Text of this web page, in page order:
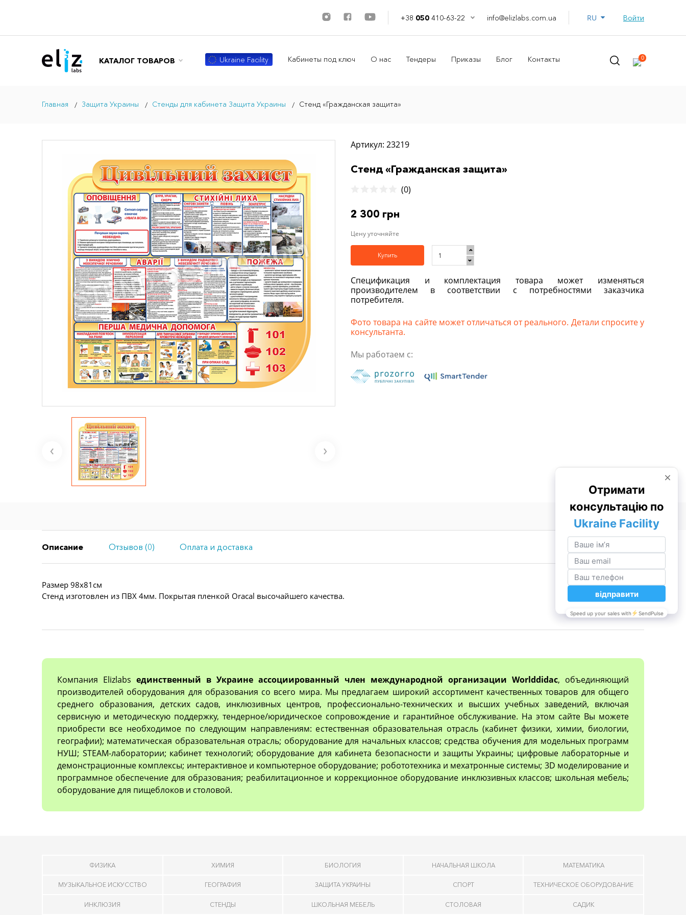
+38 050 410-63-22 info@elizlabs.com.ua Войти
КАТАЛОГ ТОВАРОВ Ukraine Facility Кабинеты под ключ О нас Тендеры Приказы Блог Контакты 0
Главная Защита Украины Стенды для кабинета Защита Украины Стенд «Гражданская защита»
Артикул: 23219
Стенд «Гражданская защита»
(0)
2 300 грн
Цену уточняйте
Купить
Спецификация и комплектация товара может изменяться
производителем в соответствии с потребностями заказчика
потребителя.
Фото товара на сайте может отличаться от реального. Детали спросите у
консультанта.
Мы работаем с:
Описание Отзывов (0) Оплата и доставка
Размер 98х81см
Стенд изготовлен из ПВХ 4мм. Покрытая пленкой Oracal высочайшего качества.
Компания Elizlabs единственный в Украине ассоциированный член международной организации Worlddidac, объединяющий
производителей оборудования для образования со всего мира. Мы предлагаем широкий ассортимент качественных товаров для общего
среднего образования, детских садов, инклюзивных центров, профессионально-технических и высших учебных заведений, включая
сервисную и методическую поддержку, тендерное/юридическое сопровождение и гарантийное обслуживание. На этом сайте Вы можете
приобрести все необходимое по следующим направлениям: естественная образовательная отрасль (кабинет физики, химии, биологии,
географии); математическая образовательная отрасль; оборудование для начальных классов; средства обучения для модельных программ
НУШ; STEAM-лаборатории; кабинет технологий; оборудование для кабинета безопасности и защиты Украины; цифровые лабораторные и
демонстрационные комплексы; интерактивное и компьютерное оборудование; робототехника и мехатронные системы; 3D моделирование и
программное обеспечение для образования; реабилитационное и коррекционное оборудование инклюзивных классов; школьная мебель;
оборудование для пищеблоков и столовой.
ФИЗИКА ХИМИЯ БИОЛОГИЯ НАЧАЛЬНАЯ ШКОЛА МАТЕМАТИКА
МУЗЫКАЛЬНОЕ ИСКУССТВО ГЕОГРАФИЯ ЗАЩИТА УКРАИНЫ СПОРТ ТЕХНИЧЕСКОЕ ОБОРУДОВАНИЕ
ИНКЛЮЗИЯ СТЕНДЫ ШКОЛЬНАЯ МЕБЕЛЬ СТОЛОВАЯ САДИК